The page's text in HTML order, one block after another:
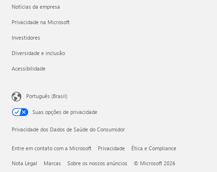
Notícias da empresa
Privacidade na Microsoft
Investidores
Diversidade e inclusão
Acessibilidade
Português (Brasil)
Suas opções de privacidade
Privacidade dos Dados de Saúde do Consumidor
Entre em contato com a Microsoft Privacidade Ética e Compliance
Nota Legal Marcas Sobre os nossos anúncios © Microsoft 2026